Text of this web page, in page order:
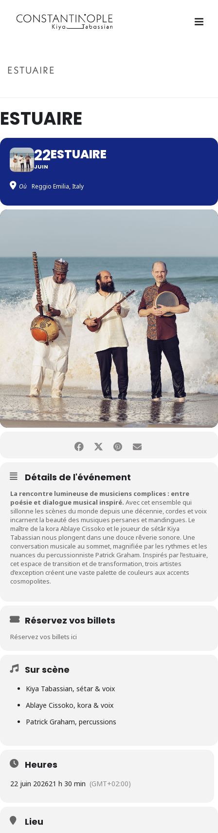
ESTUAIRE
ESTUAIRE
22
JUIN
ESTUAIRE
Où Reggio Emilia, Italy
Détails de l'événement
La rencontre lumineuse de musiciens complices : entre
poésie et dialogue musical inspiré. Avec cet ensemble qui
sillonne les scènes du monde depuis une décennie, cordes et voix
incarnent la beauté des musiques persanes et mandingues. Le
maître de la kora Ablaye Cissoko et le joueur de sétâr Kiya
Tabassian nous plongent dans une douce rêverie sonore. Une
conversation musicale au sommet, magnifiée par les rythmes et les
nuances du percussionniste Patrick Graham. Inspirés par l’estuaire,
cet espace de transition et de transformation, trois artistes
d’exception créent une vaste palette de couleurs aux accents
cosmopolites.
Réservez vos billets
Réservez vos billets ici
Sur scène
Kiya Tabassian, sétar & voix
Ablaye Cissoko, kora & voix
Patrick Graham, percussions
Heures
22 juin 202621 h 30 min (GMT+02:00)
Lieu